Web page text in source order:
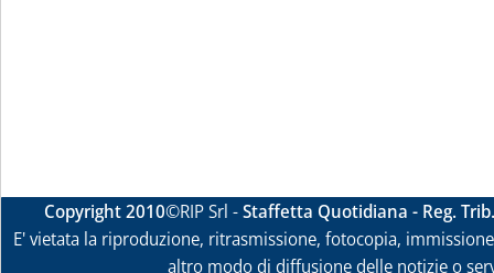
Copyright 2010©RIP Srl -Staffetta Quotidiana - Reg.
E' vietata la riproduzione, ritrasmissione, fotocopia,
altro modo di diffusione delle notizie o